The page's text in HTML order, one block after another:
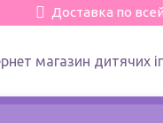
Доставка по